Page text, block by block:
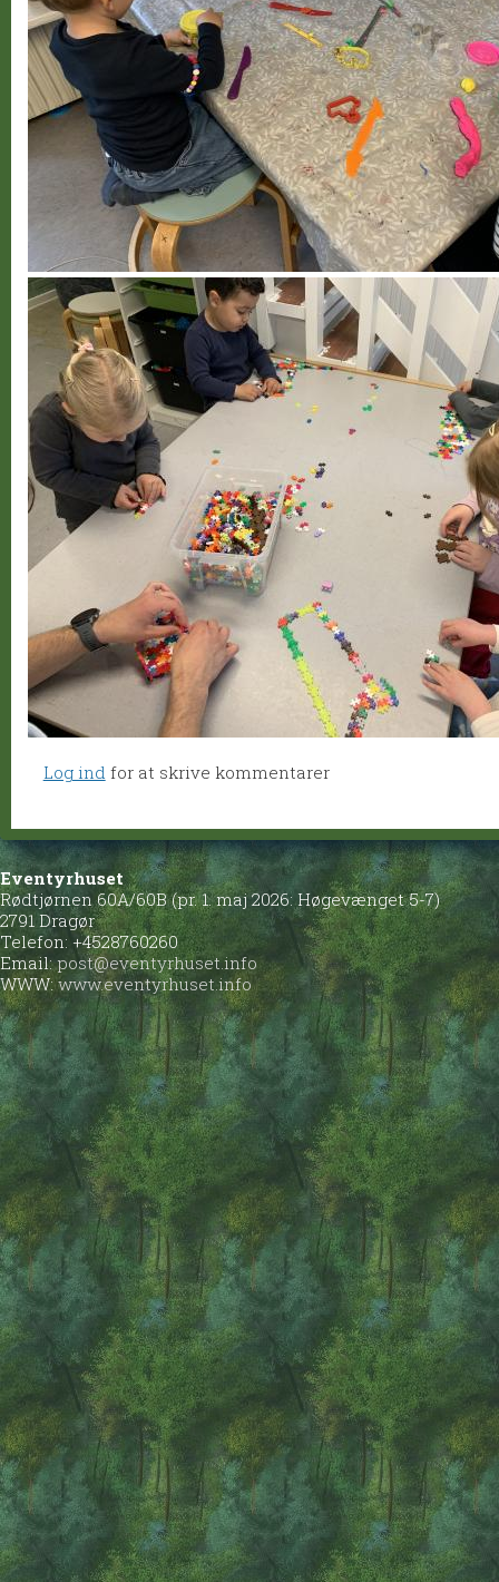
Log ind for at skrive kommentarer
Eventyrhuset
Rødtjørnen 60A/60B (pr. 1. maj 2026: Høgevænget 5-7)
2791 Dragør
Telefon: +4528760260
Email:post@eventyrhuset.info
WWW:www.eventyrhuset.info